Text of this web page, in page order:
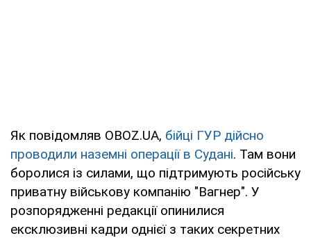
Як повідомляв OBOZ.UA, бійці ГУР дійсно
проводили наземні операції в Судані. Там вони
боролися із силами, що підтримують російську
приватну військову компанію "Вагнер". У
розпорядженні редакції опинилися
ексклюзивні кадри однієї з таких секретних